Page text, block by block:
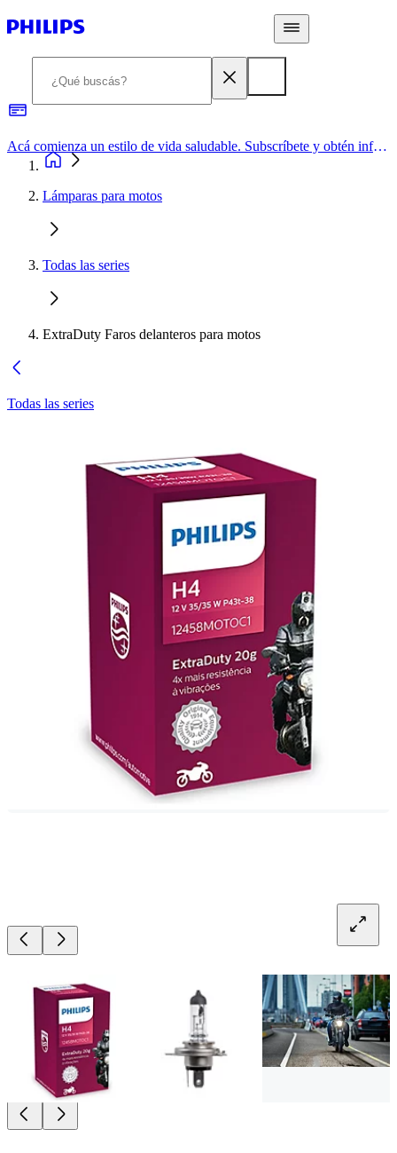
Acá comienza un estilo de vida saludable. Subscríbete y obtén información de primera mano
Lámparas para motos
Todas las series
ExtraDuty Faros delanteros para motos
Todas las series